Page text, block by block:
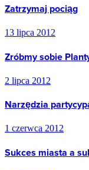
Zatrzymaj pociąg
13 lipca 2012
Zróbmy sobie
2 lipca 2012
Narzędzia
1 czerwca 2012
Sukces miasta a